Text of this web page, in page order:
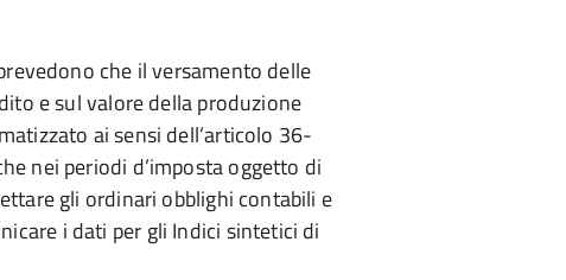
che il versamento delle
e sul valore della produzione
ai sensi dell’articolo 36-
nei periodi d’imposta oggetto di
gli ordinari obblighi contabili e
i dati per gli Indici sintetici di